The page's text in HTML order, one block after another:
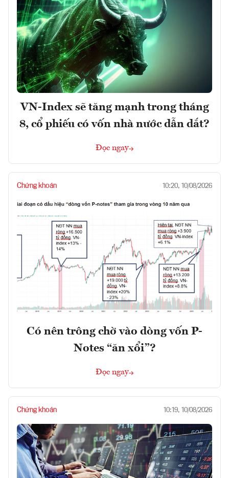
VN-Index sẽ tăng mạnh trong tháng
8, cổ phiếu có vốn nhà nước dẫn dắt?
Đọc ngay
Chứng khoán 10:20, 10/08/2026
Có nên trông chờ vào dòng vốn P-
Notes “ăn xổi”?
Đọc ngay
Chứng khoán 10:19, 10/08/2026